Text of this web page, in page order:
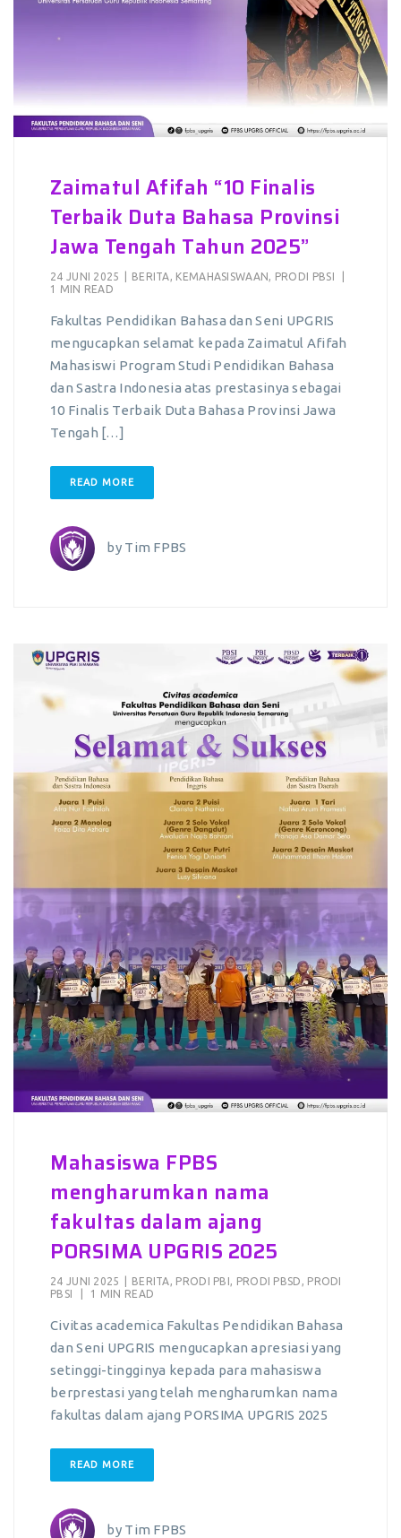
Zaimatul Afifah “10 Finalis
Terbaik Duta Bahasa Provinsi
Jawa Tengah Tahun 2025”
24 JUNI 2025 BERITA, KEMAHASISWAAN , PRODI PBSI
1 MIN READ
Fakultas Pendidikan Bahasa dan Seni UPGRIS
mengucapkan selamat kepada Zaimatul Afifah
Mahasiswi Program Studi Pendidikan Bahasa
dan Sastra Indonesia atas prestasinya sebagai
10 Finalis Terbaik Duta Bahasa Provinsi Jawa
Tengah […]
READ MORE
by Tim FPBS
Mahasiswa FPBS
mengharumkan nama
fakultas dalam ajang
PORSIMA UPGRIS 2025
24 JUNI 2025 BERITA, PRODI PBI, PRODI PBSD , PRODI
PBSI
1 MIN READ
Civitas academica Fakultas Pendidikan Bahasa
dan Seni UPGRIS mengucapkan apresiasi yang
setinggi-tingginya kepada para mahasiswa
berprestasi yang telah mengharumkan nama
fakultas dalam ajang PORSIMA UPGRIS 2025
READ MORE
by Tim FPBS